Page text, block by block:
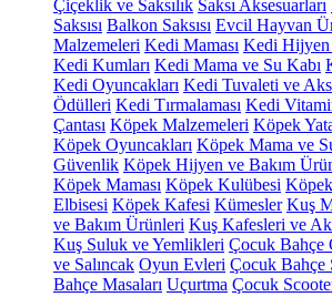
Çiçeklik ve Saksılık Saksı Aksesuarları
Saksısı Balkon Saksısı Evcil Hayvan
Malzemeleri Kedi Maması Kedi Hijyen
Kedi Kumları Kedi Mama ve Su Kabı
Kedi Oyuncakları Kedi Tuvaleti ve
Ödülleri Kedi Tırmalaması Kedi
Çantası Köpek Malzemeleri Köpek
Köpek Oyuncakları Köpek Mama ve
Güvenlik Köpek Hijyen ve Bakım
Köpek Maması Köpek Kulübesi
Elbisesi Köpek Kafesi Kümesler Kuş
ve Bakım Ürünleri Kuş Kafesleri ve
Kuş Suluk ve Yemlikleri Çocuk Bahçe
ve Salıncak Oyun Evleri Çocuk Bahçe
Bahçe Masaları Uçurtma Çocuk